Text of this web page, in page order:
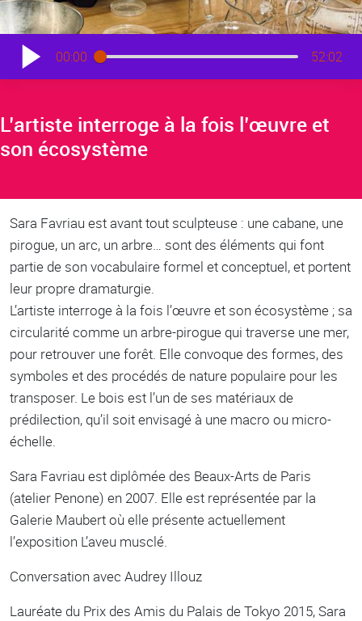
00:00 52:02
L’artiste interroge à la fois l’œuvre et
son écosystème
Sara Favriau est avant tout sculpteuse : une cabane, une
pirogue, un arc, un arbre… sont des éléments qui font
partie de son vocabulaire formel et conceptuel, et portent
leur propre dramaturgie.
L’artiste interroge à la fois l’œuvre et son écosystème ; sa
circularité comme un arbre-pirogue qui traverse une mer,
pour retrouver une forêt. Elle convoque des formes, des
symboles et des procédés de nature populaire pour les
transposer. Le bois est l’un de ses matériaux de
prédilection, qu’il soit envisagé à une macro ou micro-
échelle.
Sara Favriau est diplômée des Beaux-Arts de Paris
(atelier Penone) en 2007. Elle est représentée par la
Galerie Maubert où elle présente actuellement
l’exposition L’aveu musclé.
Conversation avec Audrey Illouz
Lauréate du Prix des Amis du Palais de Tokyo 2015, Sara